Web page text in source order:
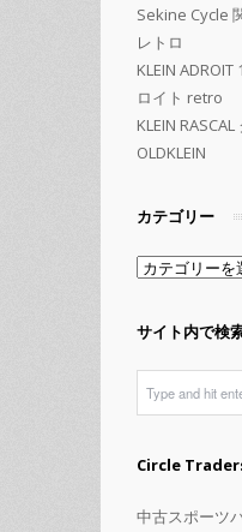
Sekine Cycle
レトロ
KLEIN
ロイト retro
KLEIN
OLDKLEIN
カテゴリー
カ
ゴ
ー
サイト内で検
Circle
中古スポーツ